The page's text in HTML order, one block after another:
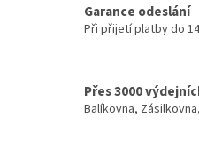
Garance odeslání
Při přijetí platby do
Přes 3000
Balíkovna,